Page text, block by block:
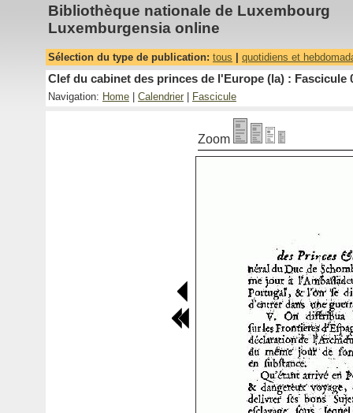
Bibliothèque nationale de Luxembourg
Luxemburgensia online
Sélection du type de publication: tous quotidiens et
Clef du cabinet des princes de l'Europe (la) : Fascicule
Navigation: Home Calendrier Fascicule
Zoom